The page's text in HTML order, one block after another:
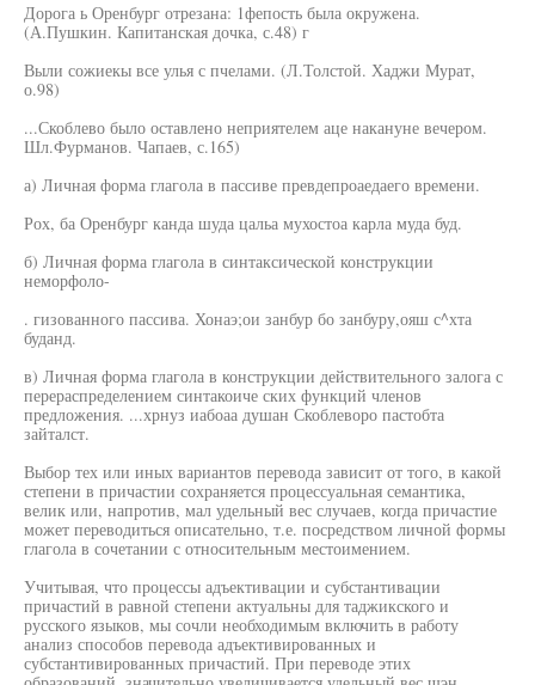
Дорога ь Оренбург отрезана: 1фепость была окружена.
(А.Пушкин. Капитанская дочка, с.48) г
Выли сожиекы все улья с пчелами. (Л.Толстой. Хаджи Мурат,
о.98)
...Скоблево было оставлено неприятелем аце накануне вечером.
Шл.Фурманов. Чапаев, с.165)
а) Личная форма глагола в пассиве превдепроаедаего времени.
Рох, ба Оренбург канда шуда цальа мухостоа карла муда буд.
б) Личная форма глагола в синтаксической конструкции
неморфоло-
. гизованного пассива. Хонаэ;ои занбур бо занбуру,ояш с^хта
буданд.
в) Личная форма глагола в конструкции действительного залога с
перераспределением синтакоиче ских функций членов
предложения. ...хрнуз иабоаа душан Скоблеворо пастобта
зайталст.
Выбор тех или иных вариантов перевода зависит от того, в какой
степени в причастии сохраняется процессуальная семантика,
велик или, напротив, мал удельный вес случаев, когда причастие
может переводиться описательно, т.е. посредством личной формы
глагола в сочетании с относительным местоимением.
Учитывая, что процессы адъективации и субстантивации
причастий в равной степени актуальны для таджикского и
русского языков, мы сочли необходимым включить в работу
анализ способов перевода адъективированных и
субстантивированных причастий. При переводе этих